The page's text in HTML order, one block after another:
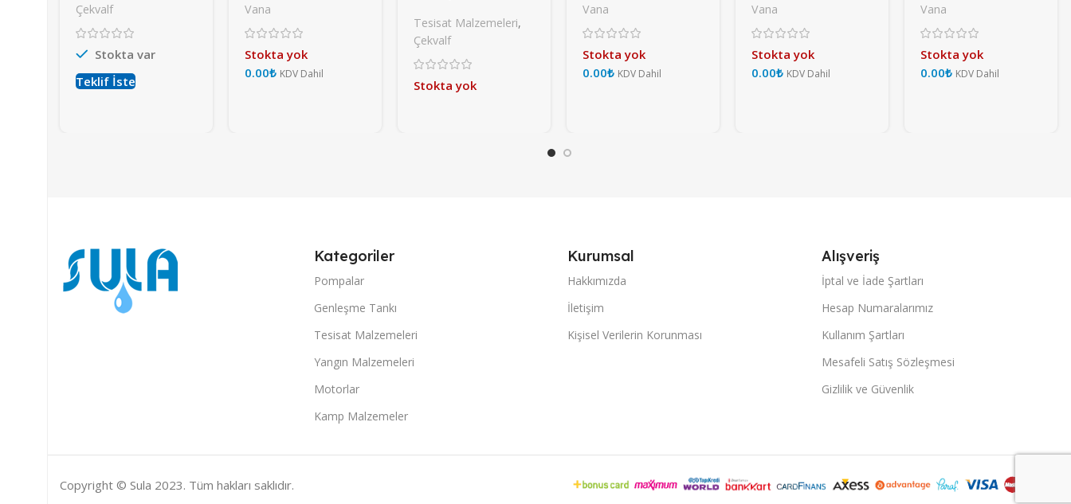
Çekvalf
Stokta var
Teklif İste
Vana
Stokta yok
₺
Tesisat Malzemeleri,
Çekvalf
Stokta yok
Vana
Stokta yok
₺
Vana
Stokta yok
₺
Vana
Stokta yok
₺
Kategoriler
Pompalar
Genleşme Tankı
Tesisat Malzemeleri
Yangın Malzemeleri
Motorlar
Kamp Malzemeler
Kurumsal
Hakkımızda
İletişim
Kişisel Verilerin Korunması
Alışveriş
İptal ve İade Şartları
Hesap Numaralarımız
Kullanım Şartları
Mesafeli Satış Sözleşmesi
Gizlilik ve Güvenlik
Copyright © Sula 2023. Tüm hakları saklıdır.